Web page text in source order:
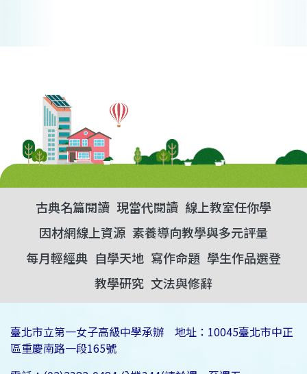
古典名篇閱讀 現當代閱讀 線上教室任你學
因材網線上資源 素養導向教學與多元評量
每月輕經典 自學天地 寫作命題 學生作品選登
教學研究 文法與修辭
臺北市立第一女子高級中學承辦 地址：10045臺北市中正
區重慶南路一段165號